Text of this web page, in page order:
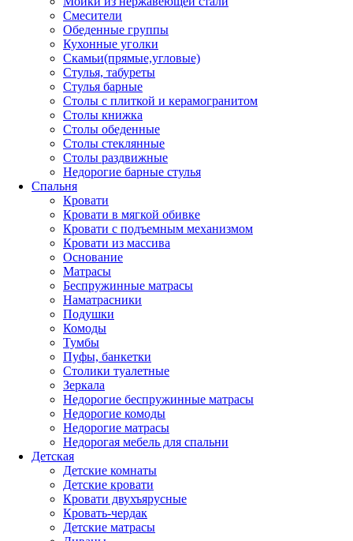
Смесители
Обеденные группы
Кухонные уголки
Скамьи(прямые,угловые)
Стулья, табуреты
Стулья барные
Столы с плиткой и керамогранитом
Столы книжка
Столы обеденные
Столы стеклянные
Столы раздвижные
Недорогие барные стулья
Спальня
Кровати
Кровати в мягкой обивке
Кровати с подъемным механизмом
Кровати из массива
Основание
Матрасы
Беспружинные матрасы
Наматрасники
Подушки
Комоды
Тумбы
Пуфы, банкетки
Столики туалетные
Зеркала
Недорогие беспружинные матрасы
Недорогие комоды
Недорогие матрасы
Недорогая мебель для спальни
Детская
Детские комнаты
Детские кровати
Кровати двухъярусные
Кровать-чердак
Детские матрасы